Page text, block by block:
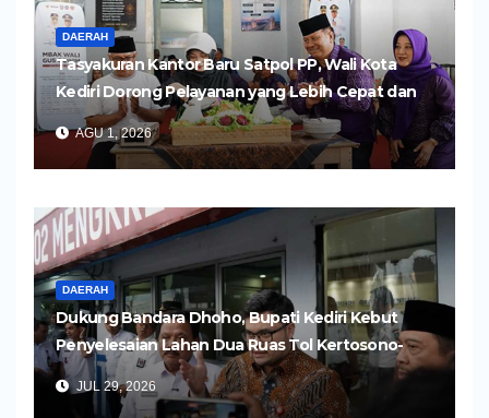
DAERAH
Tasyakuran Kantor Baru Satpol PP, Wali Kota
Kediri Dorong Pelayanan yang Lebih Cepat dan
Humanis
AGU 1, 2026
DAERAH
Dukung Bandara Dhoho, Bupati Kediri Kebut
Penyelesaian Lahan Dua Ruas Tol Kertosono-
Kediri
JUL 29, 2026